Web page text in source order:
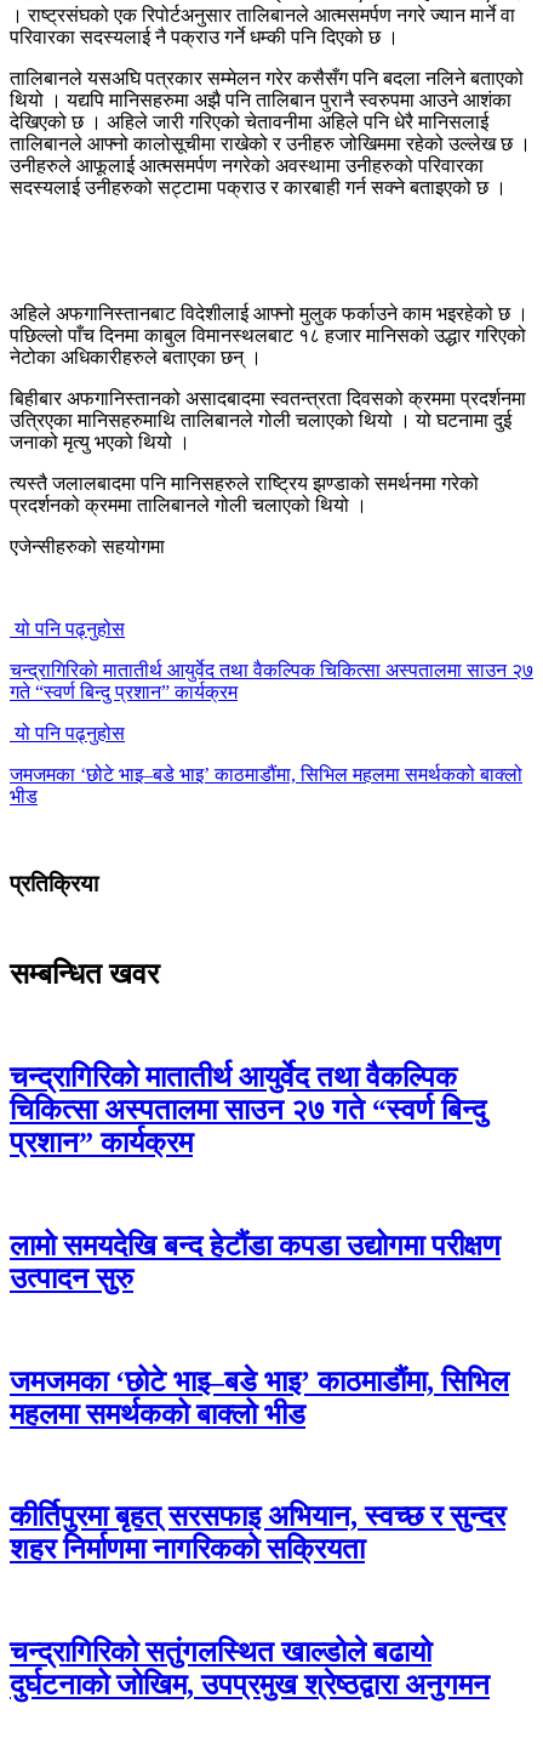
। राष्ट्रसंघको एक रिपोर्टअनुसार तालिबानले आत्मसमर्पण नगरे ज्यान मार्ने वा
परिवारका सदस्यलाई नै पक्राउ गर्ने धम्की पनि दिएको छ ।
तालिबानले यसअघि पत्रकार सम्मेलन गरेर कसैसँग पनि बदला नलिने बताएको
थियो । यद्यपि मानिसहरुमा अझै पनि तालिबान पुरानै स्वरुपमा आउने आशंका
देखिएको छ । अहिले जारी गरिएको चेतावनीमा अहिले पनि धेरै मानिसलाई
तालिबानले आफ्नो कालोसूचीमा राखेको र उनीहरु जोखिममा रहेको उल्लेख छ ।
उनीहरुले आफूलाई आत्मसमर्पण नगरेको अवस्थामा उनीहरुको परिवारका
सदस्यलाई उनीहरुको सट्टामा पक्राउ र कारबाही गर्न सक्ने बताइएको छ ।
अहिले अफगानिस्तानबाट विदेशीलाई आफ्नो मुलुक फर्काउने काम भइरहेको छ ।
पछिल्लो पाँच दिनमा काबुल विमानस्थलबाट १८ हजार मानिसको उद्धार गरिएको
नेटोका अधिकारीहरुले बताएका छन् ।
बिहीबार अफगानिस्तानको असादबादमा स्वतन्त्रता दिवसको क्रममा प्रदर्शनमा
उत्रिएका मानिसहरुमाथि तालिबानले गोली चलाएको थियो । यो घटनामा दुई
जनाको मृत्यु भएको थियो ।
त्यस्तै जलालबादमा पनि मानिसहरुले राष्ट्रिय झण्डाको समर्थनमा गरेको
प्रदर्शनको क्रममा तालिबानले गोली चलाएको थियो ।
एजेन्सीहरुको सहयोगमा
यो पनि पढ्नुहोस
चन्द्रागिरिकाे मातातीर्थ आयुर्वेद तथा वैकल्पिक चिकित्सा अस्पतालमा साउन २७
गते “स्वर्ण बिन्दु प्रशान” कार्यक्रम
यो पनि पढ्नुहोस
जमजमका ‘छोटे भाइ–बडे भाइ’ काठमाडौंमा, सिभिल महलमा समर्थकको बाक्लो
भीड
प्रतिक्रिया
सम्बन्धित खवर
चन्द्रागिरिकाे मातातीर्थ आयुर्वेद तथा वैकल्पिक
चिकित्सा अस्पतालमा साउन २७ गते “स्वर्ण बिन्दु
प्रशान” कार्यक्रम
लामो समयदेखि बन्द हेटौंडा कपडा उद्योगमा परीक्षण
उत्पादन सुरु
जमजमका ‘छोटे भाइ–बडे भाइ’ काठमाडौंमा, सिभिल
महलमा समर्थकको बाक्लो भीड
कीर्तिपुरमा बृहत् सरसफाइ अभियान, स्वच्छ र सुन्दर
शहर निर्माणमा नागरिकको सक्रियता
चन्द्रागिरिको सतुंगलस्थित खाल्डोले बढायो
दुर्घटनाको जोखिम, उपप्रमुख श्रेष्ठद्वारा अनुगमन